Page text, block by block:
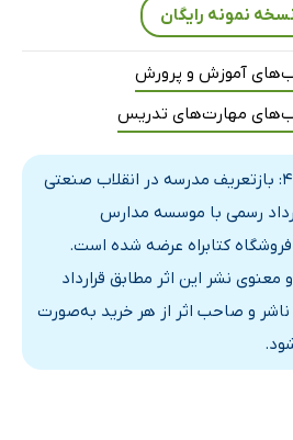
در یک نگاه
یک نقطه تقاطع
آموزش نسل 4
چگونه هوش مصنوعی در حال
نمونه رایگان
آموزش و پرورش
مهارت‌های تدریس
کتاب آموزش نسل 4: بازتعریف مدرسه در انقلاب صنعتی
رسمی با موسسه مدارس
فروشگاه کتابراه عرضه شده است.
نشر این اثر مطابق قرارداد
و صاحب اثر از هر خرید به‌صورت